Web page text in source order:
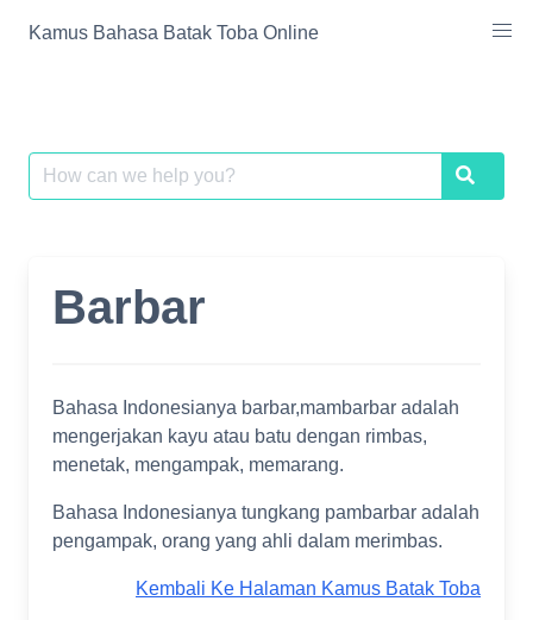
Kamus Bahasa Batak Toba Online
Search
for:
Search
Barbar
Bahasa Indonesianya barbar,mambarbar adalah
mengerjakan kayu atau batu dengan rimbas,
menetak, mengampak, memarang.
Bahasa Indonesianya tungkang pambarbar adalah
pengampak, orang yang ahli dalam merimbas.
Kembali Ke Halaman Kamus Batak Toba